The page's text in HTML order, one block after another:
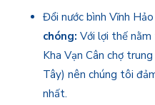
Đổi nước bình Vĩnh Hảo
chóng: Với lợi thế
Kha Vạn Cân chợ
Tây) nên chúng tôi
nhất.